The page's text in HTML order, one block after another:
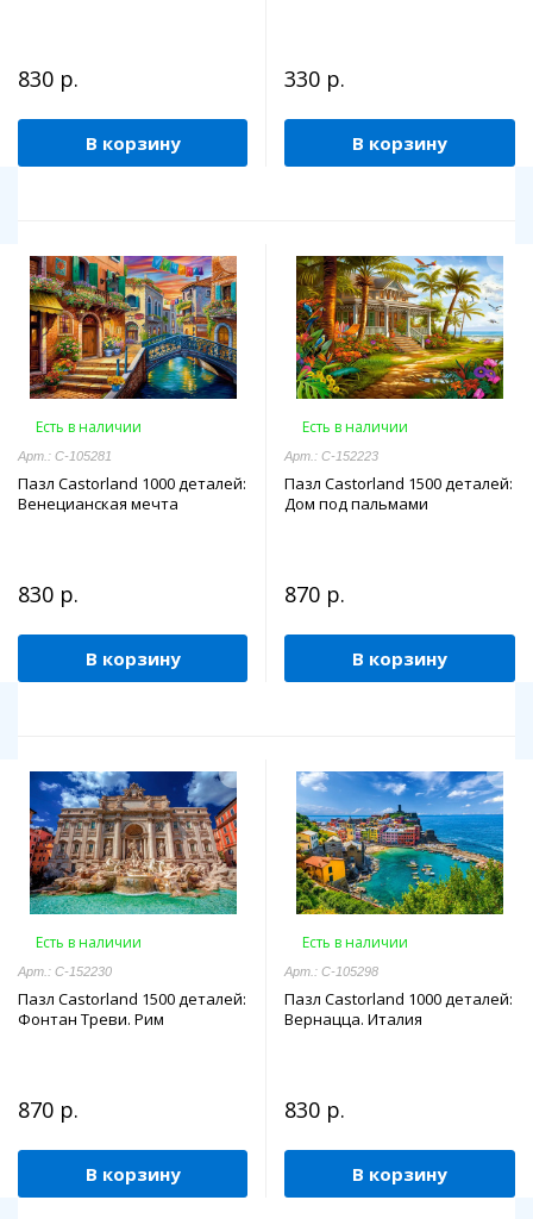
830 р.
В корзину
330 р.
В корзину
Есть в наличии
Арт.: C-105281
Пазл Castorland 1000 деталей:
Венецианская мечта
830 р.
В корзину
Есть в наличии
Арт.: C-152223
Пазл Castorland 1500 деталей:
Дом под пальмами
870 р.
В корзину
Есть в наличии
Арт.: C-152230
Пазл Castorland 1500 деталей:
Фонтан Треви. Рим
870 р.
В корзину
Есть в наличии
Арт.: C-105298
Пазл Castorland 1000 деталей:
Вернацца. Италия
830 р.
В корзину